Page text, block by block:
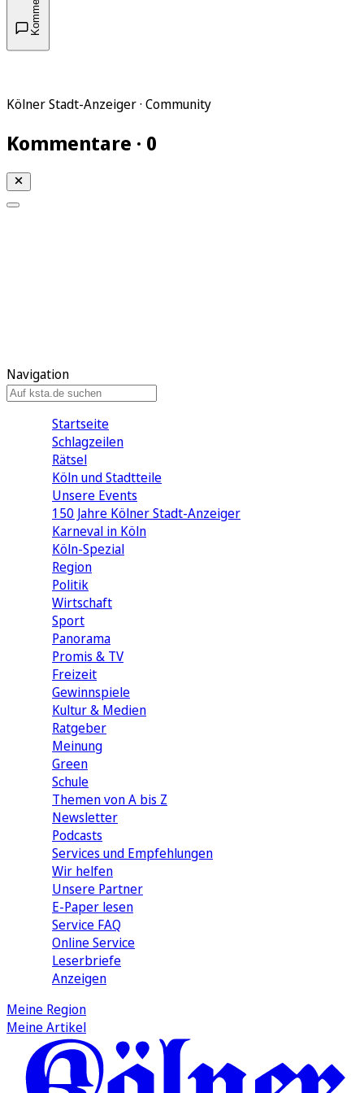
Kölner Stadt-Anzeiger · Community
Kommentare · 0
Navigation
Startseite
Schlagzeilen
Rätsel
Köln und Stadtteile
Unsere Events
150 Jahre Kölner Stadt-Anzeiger
Karneval in Köln
Köln-Spezial
Region
Politik
Wirtschaft
Sport
Panorama
Promis & TV
Freizeit
Gewinnspiele
Kultur & Medien
Ratgeber
Meinung
Green
Schule
Themen von A bis Z
Newsletter
Podcasts
Services und Empfehlungen
Wir helfen
Unsere Partner
E-Paper lesen
Service FAQ
Online Service
Leserbriefe
Anzeigen
Meine Region
Meine Artikel